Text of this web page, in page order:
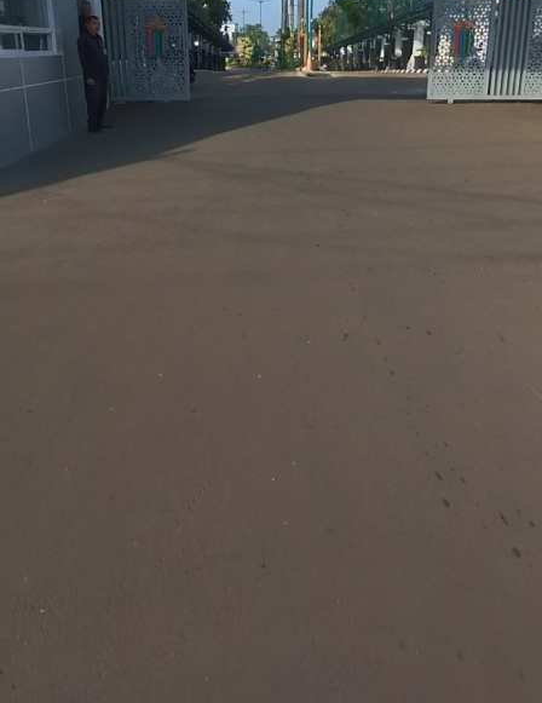
Email
Untuk navigasi cepat tanpa
mulai dari awal silahkan
aktifkan tombol peta di kanan
atas layar, lalu pilih lokasi yang
ingin dilihat.